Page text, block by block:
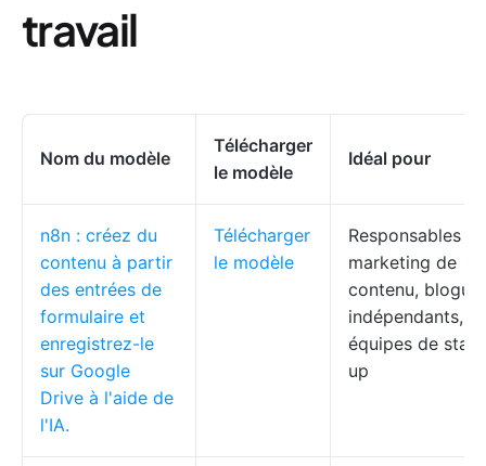
travail
Nom du modèle
Télécharger
le modèle
Idéal pour
n8n : créez du
contenu à partir
des entrées de
formulaire et
enregistrez-le
sur Google
Drive à l'aide de
l'IA.
Télécharger
le modèle
Responsables
marketing de
contenu,
indépendants,
équipes de
up